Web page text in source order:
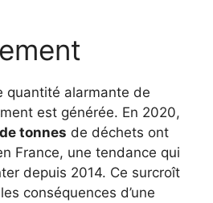
quantité alarmante de
est générée. En 2020,
tonnes de déchets ont
France, une tendance qui
depuis 2014. Ce surcroît
conséquences d’une